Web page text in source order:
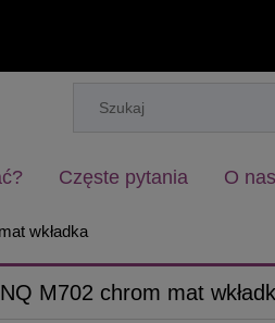
Częste pytania O nas
wkładka
M702 chrom mat